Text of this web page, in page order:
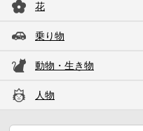
花
乗り物
動物・生き物
人物